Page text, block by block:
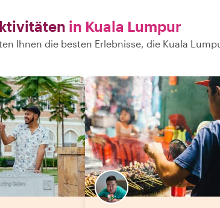
in Kuala Lumpur
Ihnen die besten Erlebnisse, die Kuala